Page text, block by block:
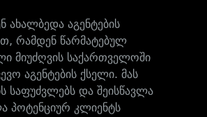
ახალბედა აგენტების
რამდენ წარმატებულ
მიუძღვის საქართველოში
აგენტების ქსელი. მას
საფუძვლებს და შეისწავლა
პოტენციურ კლიენტს